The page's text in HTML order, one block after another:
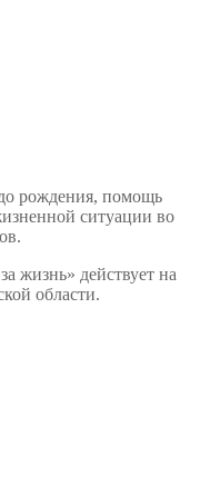
рождения, помощь
ситуации во
жизнь» действует на
области.